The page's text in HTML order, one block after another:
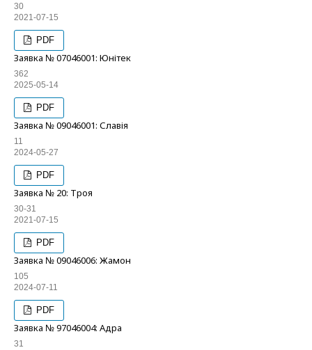
30
2021-07-15
PDF
Заявка № 07046001: Юнітек
362
2025-05-14
PDF
Заявка № 09046001: Славія
11
2024-05-27
PDF
Заявка № 20: Троя
30-31
2021-07-15
PDF
Заявка № 09046006: Жамон
105
2024-07-11
PDF
Заявка № 97046004: Адра
31